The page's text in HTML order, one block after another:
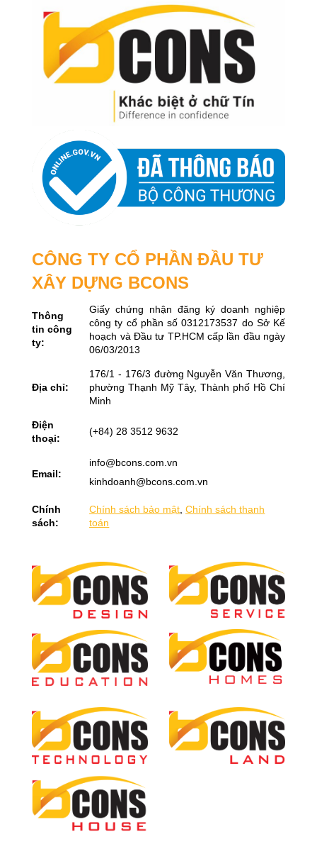
CÔNG TY CỔ PHẦN ĐẦU TƯ
XÂY DỰNG BCONS
Thông
tin công
ty:
Giấy chứng nhận đăng ký doanh nghiệp
công ty cổ phần số 0312173537 do Sở Kế
hoạch và Đầu tư TP.HCM cấp lần đầu ngày
06/03/2013
Địa chỉ:
176/1 - 176/3 đường Nguyễn Văn Thương,
phường Thạnh Mỹ Tây, Thành phố Hồ Chí
Minh
Điện
thoại:
(+84) 28 3512 9632
Email:
info@bcons.com.vn
kinhdoanh@bcons.com.vn
Chính
sách:
Chính sách bảo mật Chính sách thanh
toán